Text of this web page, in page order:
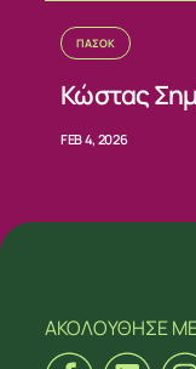
ΠΑΣΟΚ
Κώστας
FEB 4, 2026
ΑΚΟΛΟΥΘΗΣΕ